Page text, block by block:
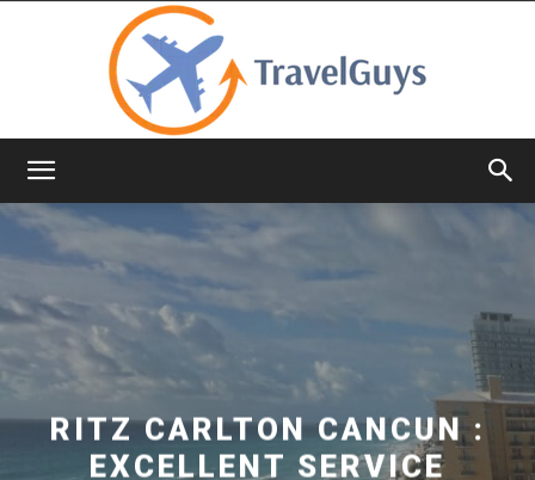
RITZ CARLTON CANCUN :
EXCELLENT SERVICE